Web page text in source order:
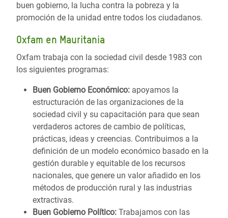
buen gobierno, la lucha contra la pobreza y la
promoción de la unidad entre todos los ciudadanos.
Oxfam en Mauritania
Oxfam trabaja con la sociedad civil desde 1983 con
los siguientes programas:
Buen Gobierno Económico: apoyamos la
estructuración de las organizaciones de la
sociedad civil y su capacitación para que sean
verdaderos actores de cambio de políticas,
prácticas, ideas y creencias. Contribuimos a la
definición de un modelo económico basado en la
gestión durable y equitable de los recursos
nacionales, que genere un valor añadido en los
métodos de producción rural y las industrias
extractivas.
Buen Gobierno Político: Trabajamos con las